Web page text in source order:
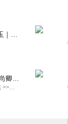
「盗墓笔记全系列20+本 收听直达」戳 >>改编自南派三叔同名作品，腾讯音乐娱乐集团出品，冠声文化制作，...